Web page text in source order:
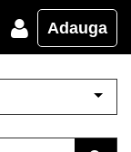
Adauga